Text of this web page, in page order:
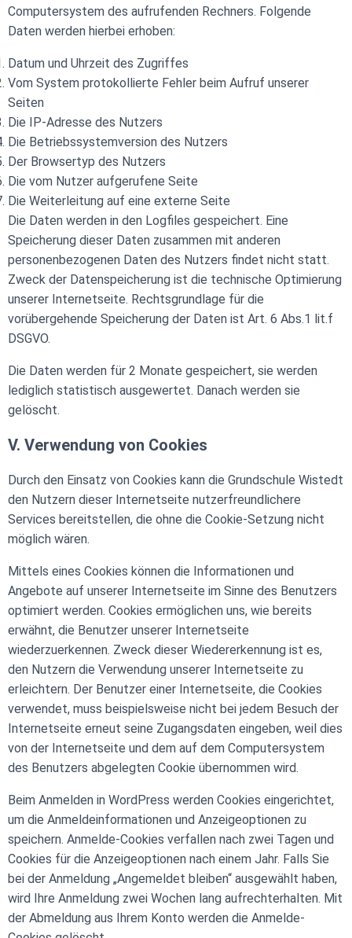
Computersystem des aufrufenden Rechners. Folgende
Daten werden hierbei erhoben:
Datum und Uhrzeit des Zugriffes
Vom System protokollierte Fehler beim Aufruf unserer
Seiten
Die IP-Adresse des Nutzers
Die Betriebssystemversion des Nutzers
Der Browsertyp des Nutzers
Die vom Nutzer aufgerufene Seite
Die Weiterleitung auf eine externe Seite
Die Daten werden in den Logfiles gespeichert. Eine
Speicherung dieser Daten zusammen mit anderen
personenbezogenen Daten des Nutzers findet nicht statt.
Zweck der Datenspeicherung ist die technische Optimierung
unserer Internetseite. Rechtsgrundlage für die
vorübergehende Speicherung der Daten ist Art. 6 Abs.1 lit.f
DSGVO.
Die Daten werden für 2 Monate gespeichert, sie werden
lediglich statistisch ausgewertet. Danach werden sie
gelöscht.
V. Verwendung von Cookies
Durch den Einsatz von Cookies kann die Grundschule Wistedt
den Nutzern dieser Internetseite nutzerfreundlichere
Services bereitstellen, die ohne die Cookie-Setzung nicht
möglich wären.
Mittels eines Cookies können die Informationen und
Angebote auf unserer Internetseite im Sinne des Benutzers
optimiert werden. Cookies ermöglichen uns, wie bereits
erwähnt, die Benutzer unserer Internetseite
wiederzuerkennen. Zweck dieser Wiedererkennung ist es,
den Nutzern die Verwendung unserer Internetseite zu
erleichtern. Der Benutzer einer Internetseite, die Cookies
verwendet, muss beispielsweise nicht bei jedem Besuch der
Internetseite erneut seine Zugangsdaten eingeben, weil dies
von der Internetseite und dem auf dem Computersystem
des Benutzers abgelegten Cookie übernommen wird.
Beim Anmelden in WordPress werden Cookies eingerichtet,
um die Anmeldeinformationen und Anzeigeoptionen zu
speichern. Anmelde-Cookies verfallen nach zwei Tagen und
Cookies für die Anzeigeoptionen nach einem Jahr. Falls Sie
bei der Anmeldung „Angemeldet bleiben“ ausgewählt haben,
wird Ihre Anmeldung zwei Wochen lang aufrechterhalten. Mit
der Abmeldung aus Ihrem Konto werden die Anmelde-